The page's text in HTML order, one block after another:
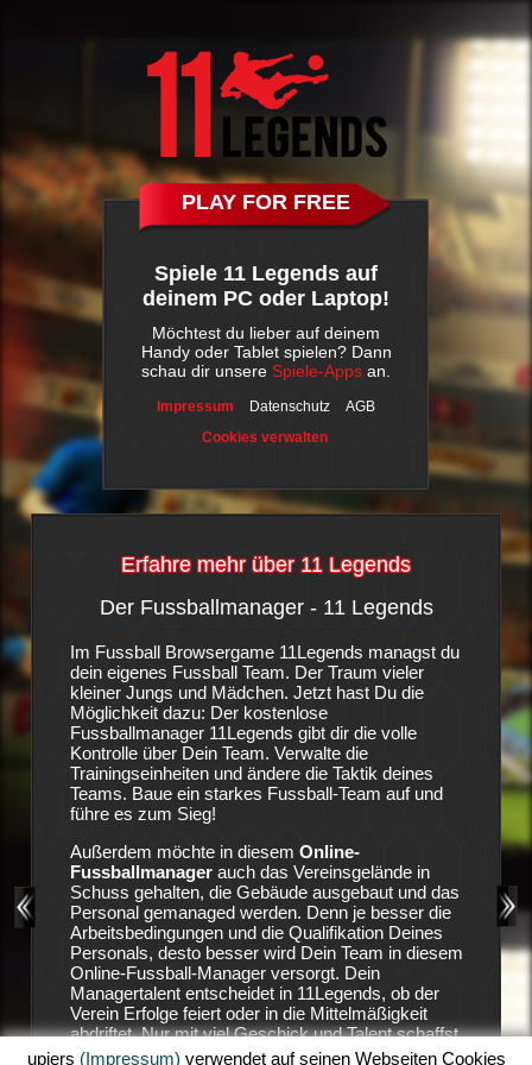
PLAY FOR FREE
Spiele 11 Legends auf
deinem PC oder Laptop!
Möchtest du lieber auf deinem
Handy oder Tablet spielen? Dann
schau dir unsere Spiele-Apps an.
Impressum Datenschutz
AGB
Cookies verwalten
Erfahre mehr über 11 Legends
viel
Der Fussballmanager - 11 Legends
Im Fussball Browsergame 11Legends managst du
dein eigenes Fussball Team. Der Traum vieler
kleiner Jungs und Mädchen. Jetzt hast Du die
Möglichkeit dazu: Der kostenlose
Fussballmanager 11Legends gibt dir die volle
Kontrolle über Dein Team. Verwalte die
Trainingseinheiten und ändere die Taktik deines
Teams. Baue ein starkes Fussball-Team auf und
führe es zum Sieg!
Außerdem möchte in diesem Online-
Fussballmanagerauch das Vereinsgelände in
Schuss gehalten, die Gebäude ausgebaut und das
Personal gemanaged werden. Denn je besser die
Arbeitsbedingungen und die Qualifikation Deines
Personals, desto besser wird Dein Team in diesem
Online-Fussball-Manager versorgt. Dein
Managertalent entscheidet in 11Legends, ob der
Verein Erfolge feiert oder in die Mittelmäßigkeit
abdriftet. Nur mit viel Geschick und Talent schaffst
Du es in diesem Fussball-Browserspiel Erfolge zu
nicht
auf
den
11
Deine
dein
Erfolgen
upjers (Impressum) verwendet auf seinen Webseiten Cookies